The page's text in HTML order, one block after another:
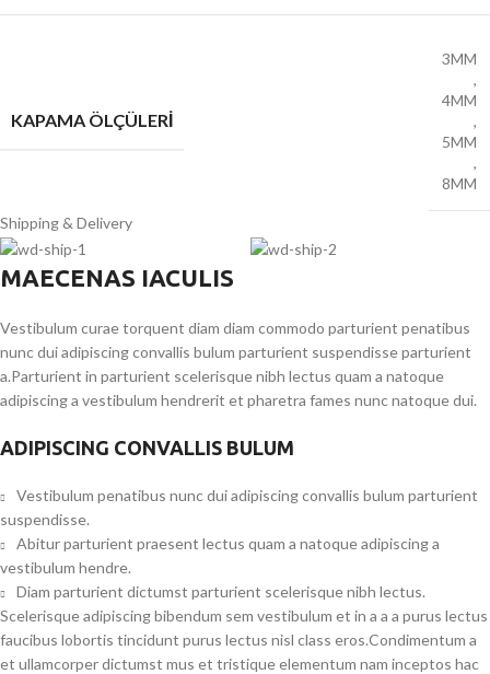
KAPAMA ÖLÇÜLERİ
3MM
,
4MM
,
5MM
,
8MM
Shipping & Delivery
MAECENAS IACULIS
Vestibulum curae torquent diam diam commodo parturient penatibus
nunc dui adipiscing convallis bulum parturient suspendisse parturient
a.Parturient in parturient scelerisque nibh lectus quam a natoque
adipiscing a vestibulum hendrerit et pharetra fames nunc natoque dui.
ADIPISCING CONVALLIS BULUM
Vestibulum penatibus nunc dui adipiscing convallis bulum parturient
suspendisse.
Abitur parturient praesent lectus quam a natoque adipiscing a
vestibulum hendre.
Diam parturient dictumst parturient scelerisque nibh lectus.
Scelerisque adipiscing bibendum sem vestibulum et in a a a purus lectus
faucibus lobortis tincidunt purus lectus nisl class eros.Condimentum a
et ullamcorper dictumst mus et tristique elementum nam inceptos hac